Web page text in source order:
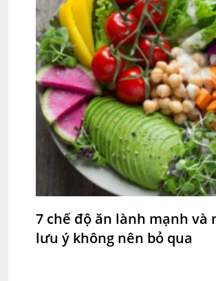
7 chế độ ăn lành mạnh và
lưu ý không nên bỏ qua